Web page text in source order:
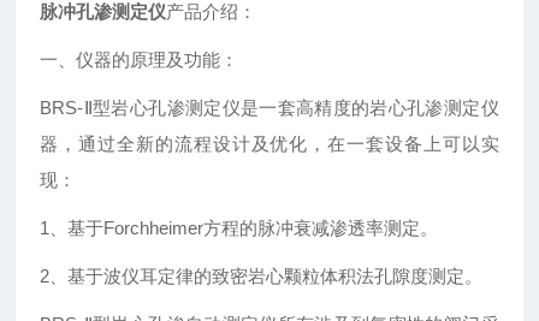
脉冲孔渗测定仪产品介绍：
一、仪器的原理及功能：
BRS-Ⅱ型岩心孔渗测定仪是一套高精度的岩心孔渗测定仪
器，通过全新的流程设计及优化，在一套设备上可以实
现：
1、基于Forchheimer方程的脉冲衰减渗透率测定。
2、基于波仪耳定律的致密岩心颗粒体积法孔隙度测定。